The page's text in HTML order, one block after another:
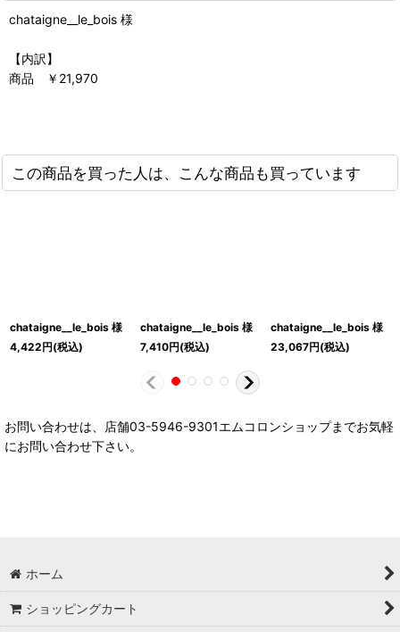
chataigne__le_bois 様
【内訳】
商品 ￥21,970
この商品を買った人は、こんな商品も買っています
chataigne__le_bois 様
4,422円(税込)
chataigne__le_bois 様
7,410円(税込)
chataigne__le_bois 様
23,067円(税込)
お問い合わせは、店舗03-5946-9301エムコロンショップまでお気軽
にお問い合わせ下さい。
ホーム
ショッピングカート